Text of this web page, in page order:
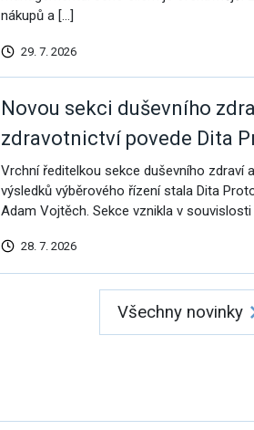
nákupů a […]
29. 7. 2026
Novou sekci duševního
zdravotnictví povede Dita
Vrchní ředitelkou sekce duševního
výsledků výběrového řízení stala Dita
Adam Vojtěch. Sekce vznikla v souvislosti
28. 7. 2026
Všechny novinky